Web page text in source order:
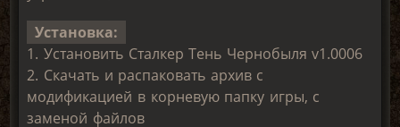
Установка:
1. Установить Сталкер Тень Чернобыля v1.0006
2. Скачать и распаковать архив с
модификацией в корневую папку игры, с
заменой файлов